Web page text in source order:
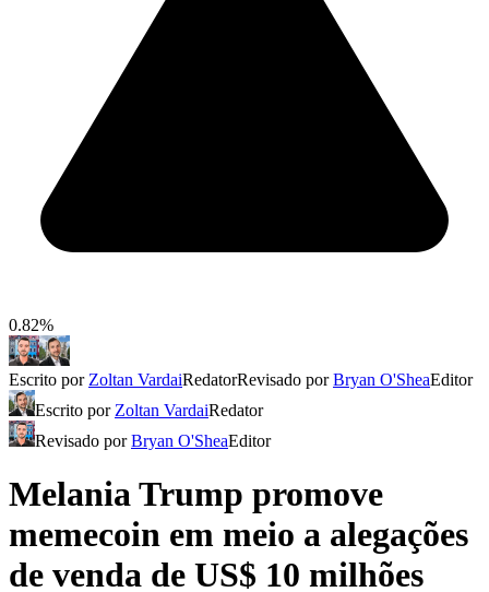
0.82%
Escrito por Zoltan VardaiRedatorRevisado porBryan O'SheaEditor
Escrito por Zoltan VardaiRedator
Revisado porBryan O'SheaEditor
Melania Trump promove
memecoin em meio a alegações
de venda de US$ 10 milhões